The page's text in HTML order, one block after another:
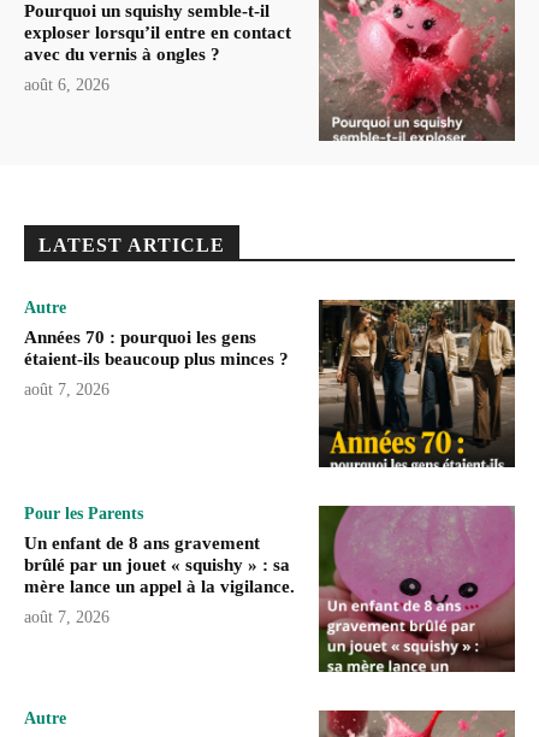
Pourquoi un squishy semble-t-il
exploser lorsqu’il entre en contact
avec du vernis à ongles ?
août 6, 2026
LATEST ARTICLE
Autre
Années 70 : pourquoi les gens
étaient-ils beaucoup plus minces ?
août 7, 2026
Pour les Parents
Un enfant de 8 ans gravement
brûlé par un jouet « squishy » : sa
mère lance un appel à la vigilance.
août 7, 2026
Autre